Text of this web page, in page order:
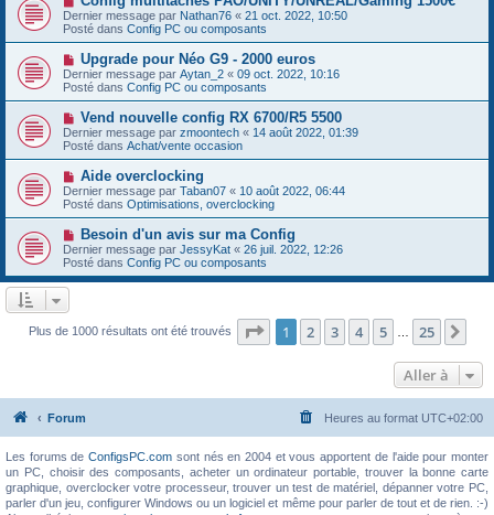
g
e
m
e
s
s
g
e
o
u
v
e
a
u
m
e
s
s
a
g
Dernier message par Nathan76 « 21 oct. 2022, 10:50
Posté dans Config PC ou composants
N
o
u
v
e
u
m
e
s
s
a
g
e
Upgrade pour Néo G9 - 2000 euros
Dernier message par Aytan_2 « 09 oct. 2022, 10:16
Posté dans Config PC ou composants
N
o
u
v
a
u
m
e
s
a
g
e
Vend nouvelle config RX 6700/R5 5500
Dernier message par zmoontech « 14 août 2022, 01:39
Posté dans Achat/vente occasion
N
o
u
v
e
a
u
m
e
g
Aide overclocking
Dernier message par Taban07 « 10 août 2022, 06:44
Posté dans Optimisations, overclocking
N
o
u
v
e
m
e
Besoin d'un avis sur ma Config
Dernier message par JessyKat « 26 juil. 2022, 12:26
Posté dans Config PC ou composants
Plus de 1000 résultats ont été trouvés Page 1sur25
1 2 3 4 5 25
Aller à
Forum Heures au format UTC+02:00
Les forums deConfigsPC.com sont nés en 2004 et vous apportent de l'aide pour monter
un PC, choisir des composants, acheter un ordinateur portable, trouver la bonne carte
graphique, overclocker votre processeur, trouver un test de matériel, dépanner votre PC,
parler d'un jeu, configurer Windows ou un logiciel et même pour parler de tout et de rien. :-)